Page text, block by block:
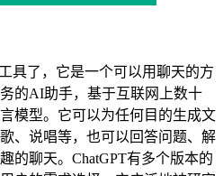
具了，它是一个可以用聊天的方
的AI助手，基于互联网上数十
模型。它可以为任何目的生成文
、说唱等，也可以回答问题、解
的聊天。ChatGPT有多个版本的